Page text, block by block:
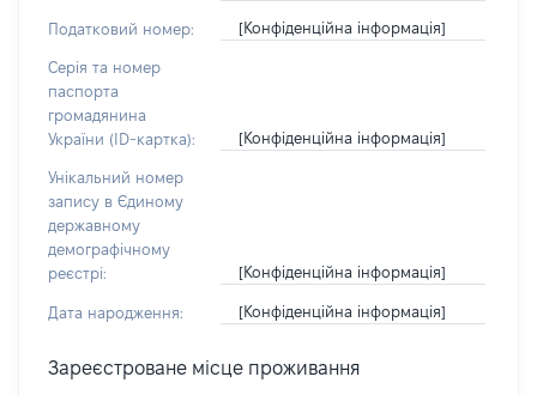
Податковий номер: [Конфіденційна інформація]
Серія та номер
паспорта
громадянина
України (ID-картка):
[Конфіденційна інформація]
Унікальний номер
запису в Єдиному
державному
демографічному
реєстрі:
[Конфіденційна інформація]
Дата народження: [Конфіденційна інформація]
Зареєстроване місце проживання